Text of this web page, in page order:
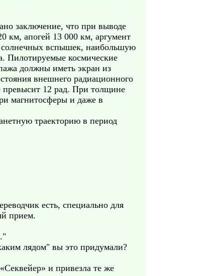
заключение, что при выводе
км, апогей 13 000 км, аргумент
солнечных вспышек, наибольшую
Пилотируемые космические
должны иметь экран из
внешнего радиационного
превысит 12 рад. При толщине
магнитосферы и даже в
траекторию в период
есть, специально для
прием.
лядом" вы это придумали?
и привезла те же